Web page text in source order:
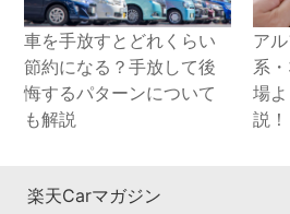
車を手放すとどれくらい
節約になる？手放して後
悔するパターンについて
も解説
ア
系
場
説！
楽天Carマガジン